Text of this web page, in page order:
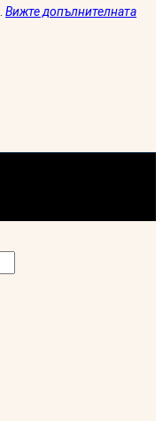
Вижте допълнителната